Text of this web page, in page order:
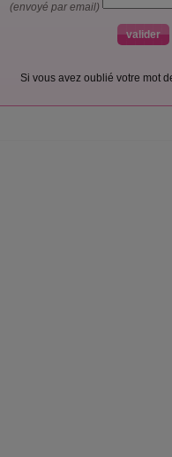
(envoyé par email)
Si vous avez oublié votre mot